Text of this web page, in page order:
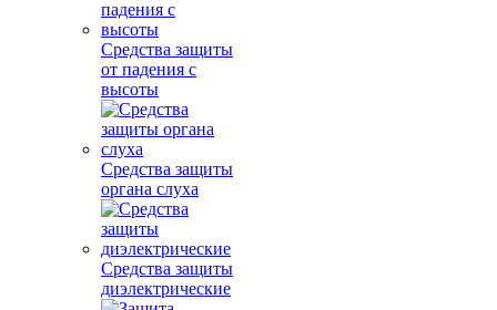
Средства защиты
от падения с
высоты
Средства защиты
органа слуха
Средства защиты
диэлектрические